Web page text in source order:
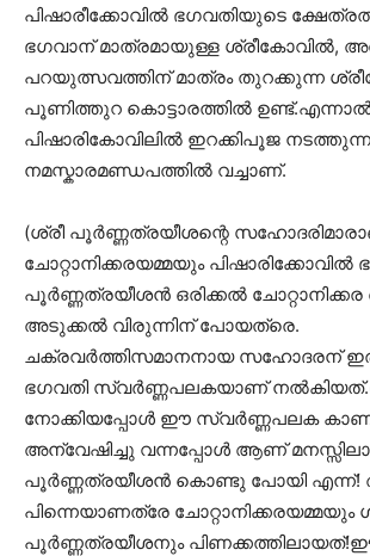
പിഷാരീക്കോവിൽ ഭഗവതിയുടെ
ഭഗവാന് മാത്രമായുള്ള ശ്രീകോവിൽ,
പറയുത്സവത്തിന് മാത്രം തുറക്കുന്ന
പൂണിത്തുറ കൊട്ടാരത്തിൽ
പിഷാരികോവിലിൽ ഇറക്കിപൂജ
നമസ്കാരമണ്ഡപത്തിൽ വച്ചാണ്.
(ശ്രീ പൂർണ്ണത്രയീശന്റെ
ചോറ്റാനിക്കരയമ്മയും പിഷാരിക്കോവിൽ
പൂർണ്ണത്രയീശൻ ഒരിക്കൽ
അടുക്കൽ വിരുന്നിന് പോയത്രെ.
ചക്രവർത്തിസമാനനായ സഹോദരന്
ഭഗവതി സ്വർണ്ണപലകയാണ്
നോക്കിയപ്പോൾ ഈ സ്വർണ്ണപലക
അന്വേഷിച്ചു വന്നപ്പോൾ ആണ്
പൂർണ്ണത്രയീശൻ കൊണ്ടു പോയി എന്ന്!
പിന്നെയാണത്രേ ചോറ്റാനിക്കരയമ്മയും
പൂർണ്ണത്രയീശനും